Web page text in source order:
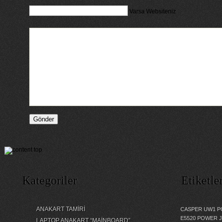
Varsa Websiteniz
Kategoriler
ANAKART TAMİRİ
CASPER UW1
E5520 POWER